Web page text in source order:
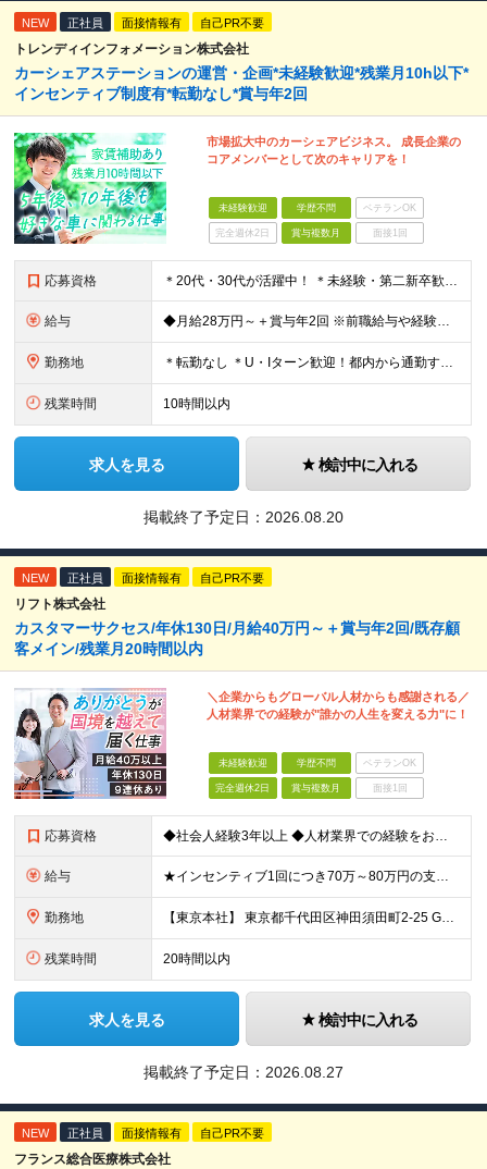
NEW 正社員 面接情報有 自己PR不要
トレンディインフォメーション株式会社
カーシェアステーションの運営・企画*未経験歓迎*残業月10h以下*
インセンティブ制度有*転勤なし*賞与年2回
市場拡大中のカーシェアビジネス。 成長企業の
コアメンバーとして次のキャリアを！
未経験歓迎 学歴不問 ベテランOK
完全週休2日 賞与複数月 面接1回
応募資格 ＊20代・30代が活躍中！ ＊未経験・第二新卒歓迎 ◆学歴不問 ◆普通自動車免許（AT限定可）をお持ちの方 ◆基本的なPC操作（メール、Excel入力程度）ができる方 ★自ら考え、行動できる方 ★
給与 ◆月給28万円～＋賞与年2回 ※前職給与や経験を最大限考慮し決定します。 ※試用期間3ヶ月あり（給与・待遇に変更なし） ※上記の金額にはみなし残業代（40時間分/62,600円）が含まれています。
勤務地 ＊転勤なし ＊U・Iターン歓迎！都内から通勤する社員も多数在籍しています ◆千葉県浦安市北栄4丁目9−1 ※(変更の範囲)上記を除く当社関連勤務地
残業時間 10時間以内
求人を見る 検討中に入れる
掲載終了予定日： 2026.08.20
NEW 正社員 面接情報有 自己PR不要
リフト株式会社
カスタマーサクセス/年休130日/月給40万円～＋賞与年2回/既存顧
客メイン/残業月20時間以内
＼企業からもグローバル人材からも感謝される／
人材業界での経験が"誰かの人生を変える力"に！
未経験歓迎 学歴不問 ベテランOK
完全週休2日 賞与複数月 面接1回
応募資格 ◆社会人経験3年以上 ◆人材業界での経験をお持ちの方（2年以上） ◆学歴不問 ＼こんな方をお待ちしています／ ・当社のビジョンに共感していただける方 ・多様性を良しとする感性をお持ちの方 ・トラブル
給与 ★インセンティブ1回につき70万～80万円の支給実績も！ ■月給40万円～45万円＋賞与（インセンティブ）年2回 ※給与は経験・スキルを考慮のうえ決定します。 ※上記には、固定残業代（月30時間分／
勤務地 【東京本社】 東京都千代田区神田須田町2-25 GYB秋葉原11F ※変更の範囲：上記を除く当社関連勤務地（東京都千代田区及び大阪営業所）
残業時間 20時間以内
求人を見る 検討中に入れる
掲載終了予定日： 2026.08.27
NEW 正社員 面接情報有 自己PR不要
フランス総合医療株式会社